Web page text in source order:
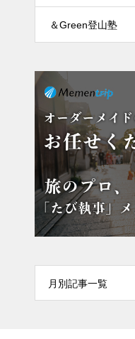
＆Green登山塾
月別記事一覧